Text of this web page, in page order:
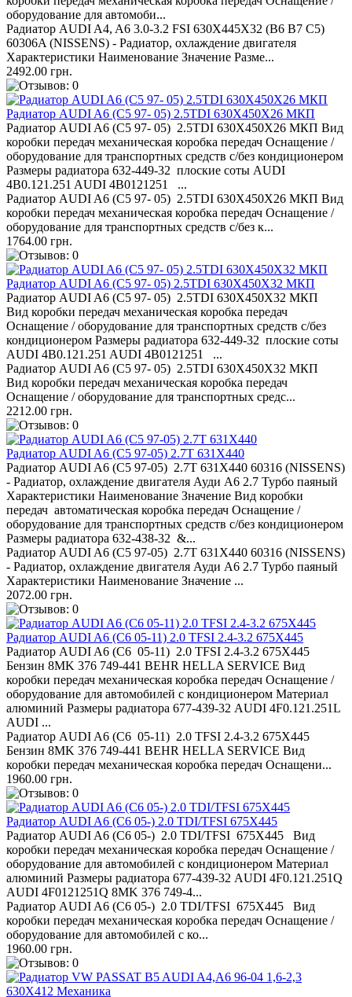
оборудование для автомоби...
Радиатор AUDI A4, A6 3.0-3.2 FSI 630Х445Х32 (B6 B7 C5)
60306A (NISSENS) - Радиатор, охлаждение двигателя
Характеристики Наименование Значение Разме...
2492.00 грн.
Радиатор AUDI A6 (C5 97- 05) 2.5TDI 630X450X26 МКП
Радиатор AUDI A6 (C5 97- 05) 2.5TDI 630X450X26 МКП Вид
коробки передач механическая коробка передач Оснащение /
оборудование для транспортных средств с/без кондиционером
Размеры радиатора 632-449-32 плоские соты AUDI
4B0.121.251 AUDI 4B0121251 ...
Радиатор AUDI A6 (C5 97- 05) 2.5TDI 630X450X26 МКП Вид
коробки передач механическая коробка передач Оснащение /
оборудование для транспортных средств с/без к...
1764.00 грн.
Радиатор AUDI A6 (C5 97- 05) 2.5TDI 630X450X32 МКП
Радиатор AUDI A6 (C5 97- 05) 2.5TDI 630X450X32 МКП
Вид коробки передач механическая коробка передач
Оснащение / оборудование для транспортных средств с/без
кондиционером Размеры радиатора 632-449-32 плоские соты
AUDI 4B0.121.251 AUDI 4B0121251 ...
Радиатор AUDI A6 (C5 97- 05) 2.5TDI 630X450X32 МКП
Вид коробки передач механическая коробка передач
Оснащение / оборудование для транспортных средс...
2212.00 грн.
Радиатор AUDI A6 (C5 97-05) 2.7T 631Х440
Радиатор AUDI A6 (C5 97-05) 2.7T 631Х440 60316 (NISSENS)
- Радиатор, охлаждение двигателя Ауди А6 2.7 Турбо паяный
Характеристики Наименование Значение Вид коробки
передач автоматическая коробка передач Оснащение /
оборудование для транспортных средств с/без кондиционером
Размеры радиатора 632-438-32 &...
Радиатор AUDI A6 (C5 97-05) 2.7T 631Х440 60316 (NISSENS)
- Радиатор, охлаждение двигателя Ауди А6 2.7 Турбо паяный
Характеристики Наименование Значение ...
2072.00 грн.
Радиатор AUDI A6 (C6 05-11) 2.0 TFSI 2.4-3.2 675X445
Радиатор AUDI A6 (C6 05-11) 2.0 TFSI 2.4-3.2 675X445
Бензин 8MK 376 749-441 BEHR HELLA SERVICE Вид
коробки передач механическая коробка передач Оснащение /
оборудование для автомобилей с кондиционером Материал
алюминий Размеры радиатора 677-439-32 AUDI 4F0.121.251L
AUDI ...
Радиатор AUDI A6 (C6 05-11) 2.0 TFSI 2.4-3.2 675X445
Бензин 8MK 376 749-441 BEHR HELLA SERVICE Вид
коробки передач механическая коробка передач Оснащени...
1960.00 грн.
Радиатор AUDI A6 (C6 05-) 2.0 TDI/TFSI 675X445
Радиатор AUDI A6 (C6 05-) 2.0 TDI/TFSI 675X445 Вид
коробки передач механическая коробка передач Оснащение /
оборудование для автомобилей с кондиционером Материал
алюминий Размеры радиатора 677-439-32 AUDI 4F0.121.251Q
AUDI 4F0121251Q 8MK 376 749-4...
Радиатор AUDI A6 (C6 05-) 2.0 TDI/TFSI 675X445 Вид
коробки передач механическая коробка передач Оснащение /
оборудование для автомобилей с ко...
1960.00 грн.